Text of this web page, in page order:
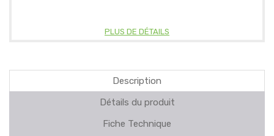
PLUS DE DÉTAILS
Description
Détails du produit
Fiche Technique